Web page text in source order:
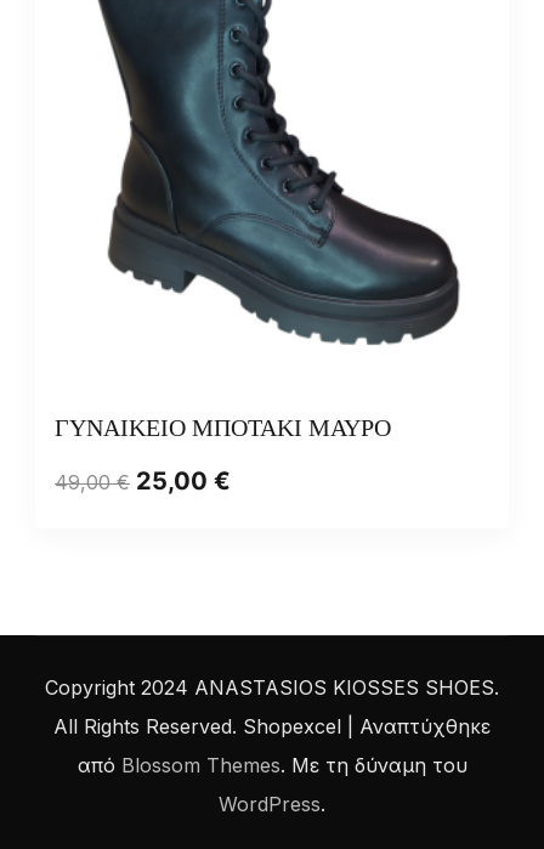
ΓΥΝΑΙΚΕΙΟ ΜΠΟΤΑΚΙ ΜΑΥΡΟ
49,00€ 25,00 €
Copyright 2024 ANASTASIOS KIOSSES SHOES.
All Rights Reserved. Shopexcel | Αναπτύχθηκε
από Blossom Themes. Με τη δύναμη του
WordPress.